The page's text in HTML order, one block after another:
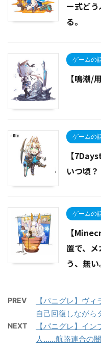
ー式ど
る。
ゲームの
【鳴潮/
ゲームの
【
いつ頃？
ゲームの
【
置で、
う、無い
PREV
【パニグレ】ヴ
自己回復しながら
NEXT
【パニグレ】イ
人……航路連合の闇